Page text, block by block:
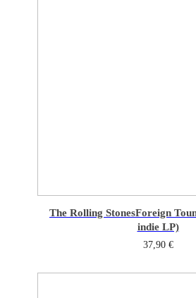
The Rolling StonesForeign
indie LP)
37,90 €